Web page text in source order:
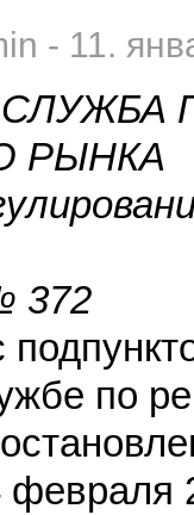
- 11.
РЫНКА
372
по